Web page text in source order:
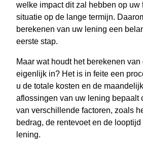
welke impact dit zal hebben op uw
situatie op de lange termijn.
berekenen van uw lening een
eerste stap.
Maar wat houdt het berekenen
eigenlijk in? Het is in feite een
u de totale kosten en de
aflossingen van uw lening bepaalt
van verschillende factoren, zoals
bedrag, de rentevoet en de looptijd
lening.